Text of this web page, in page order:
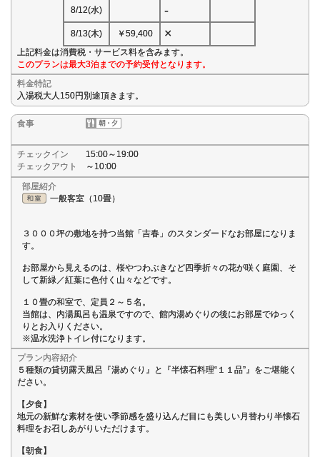
8/12(水) -
8/13(木) ￥59,400 ×
上記料金は消費税・サービス料を含みます。
このプランは最大3泊までの予約受付となります。
料金特記
入湯税大人150円別途頂きます。
食事
チェックイン
15:00～19:00
チェックアウト
～10:00
部屋紹介
一般客室（10畳）
３０００坪の敷地を持つ当館「吉春」のスタンダードなお部屋になりま
す。
お部屋から見えるのは、桜やつわぶきなど四季折々の花が咲く庭園、そ
して新緑／紅葉に色付く山々などです。
１０畳の和室で、定員２～５名。
当館は、内湯風呂も温泉ですので、館内湯めぐりの後にお部屋でゆっく
りとお入りください。
※温水洗浄トイレ付になります。
プラン内容紹介
５種類の貸切露天風呂『湯めぐり』と『半懐石料理“１１品”』をご堪能く
ださい。
【夕食】
地元の新鮮な素材を使い季節感を盛り込んだ目にも美しい月替わり半懐石
料理をお召しあがりいただけます。
【朝食】